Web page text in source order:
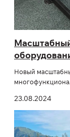
Новый
23.08.2024